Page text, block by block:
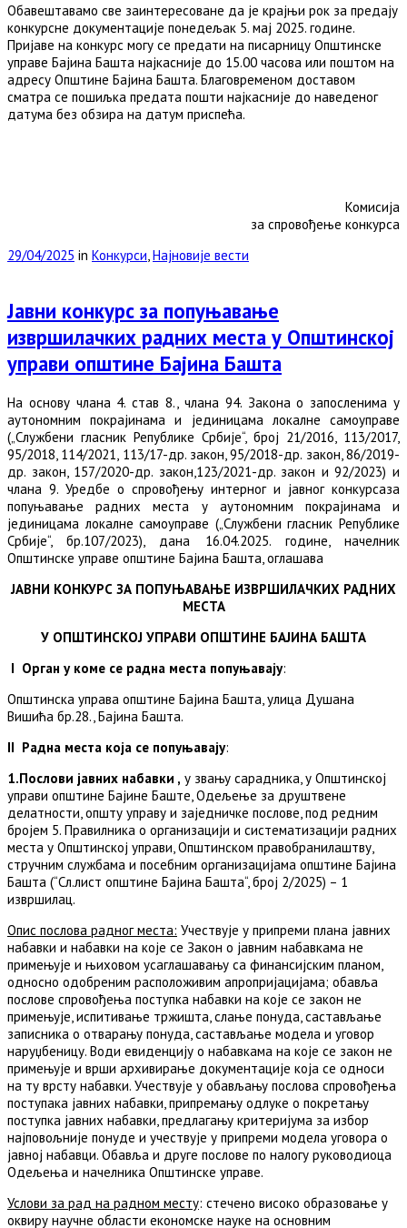
Обавештавамо све заинтересоване да је крајњи рок за предају
конкурсне документације понедељак 5. мај 2025. године.
Пријаве на конкурс могу се предати на писарницу Општинске
управе Бајина Башта најкасније до 15.00 часова или поштом на
адресу Општине Бајина Башта. Благовременом доставом
сматра се пошиљка предата пошти најкасније до наведеног
датума без обзира на датум приспећа.
Комисија
за спровођење конкурса
29/04/2025 in Конкурси Најновије вести
Јавни конкурс за попуњавање
извршилачких радних места у Општинској
управи општине Бајина Башта
На основу члана 4. став 8., члана 94. Закона о запосленима у
аутономним покрајинама и јединицама локалне самоуправе
(„Службени гласник Републике Србије“, број 21/2016, 113/2017,
95/2018, 114/2021, 113/17-др. закон, 95/2018-др. закон, 86/2019-
др. закон, 157/2020-др. закон,123/2021-др. закон и 92/2023) и
члана 9. Уредбе о спровођењу интерног и јавног конкурсаза
попуњавање радних места у аутономним покрајинама и
јединицама локалне самоуправе („Службени гласник Републике
Србије“, бр.107/2023), дана 16.04.2025. године, начелник
Општинске управе општине Бајина Башта, оглашава
ЈАВНИ КОНКУРС ЗА ПОПУЊАВАЊЕ ИЗВРШИЛАЧКИХ РАДНИХ
МЕСТА
У ОПШТИНСКОЈ УПРАВИ ОПШТИНЕ БАЈИНА БАШТА
I Орган у коме се радна места попуњавају:
Општинска управа општине Бајина Башта, улица Душана
Вишића бр.28., Бајина Башта.
II Радна места која се попуњавају:
1.Послови јавних набавки , у звању сарадника, у Општинској
управи општине Бајине Баште, Одељење за друштвене
делатности, општу управу и заједничке послове, под редним
бројем 5. Правилника о организацији и систематизацији радних
места у Општинској управи, Општинском правобранилаштву,
стручним службама и посебним организацијама општине Бајина
Башта (“Сл.лист општине Бајина Башта“, број 2/2025) – 1
извршилац.
Опис послова радног места: Учествује у припреми плана јавних
набавки и набавки на које се Закон о јавним набавкама не
примењује и њиховом усаглашавању са финансијским планом,
односно одобреним расположивим апропријацијама; обавља
послове спровођења поступка набавки на које се закон не
примењује, испитивање тржишта, слање понуда, састављање
записника о отварању понуда, састављање модела и уговор
наруџбеницу. Води евиденцију о набавкама на које се закон не
примењује и врши архивирање документације која се односи
на ту врсту набавки. Учествује у обављању послова спровођења
поступака јавних набавки, припремању одлуке о покретању
поступка јавних набавки, предлагању критеријума за избор
најповољније понуде и учествује у припреми модела уговора о
јавној набавци. Обавља и друге послове по налогу руководиоца
Одељења и начелника Општинске управе.
Услови за рад на радном месту: стечено високо образовање у
оквиру научне области економске науке на основним